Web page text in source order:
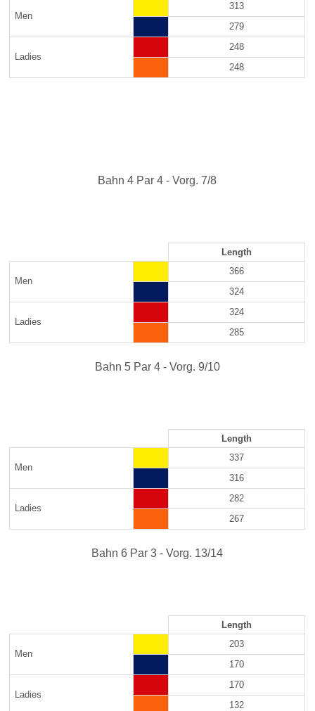
Men
313
279
Ladies
248
248
Bahn 4 Par 4 - Vorg. 7/8
Length
Men
366
324
Ladies
324
285
Bahn 5 Par 4 - Vorg. 9/10
Length
Men
337
316
Ladies
282
267
Bahn 6 Par 3 - Vorg. 13/14
Length
Men
203
170
Ladies
170
132